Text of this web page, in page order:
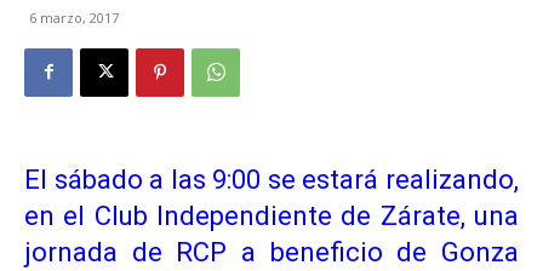
6 marzo, 2017
El sábado a las 9:00 se estará realizando,
en el Club Independiente de Zárate, una
jornada de RCP a beneficio de Gonza